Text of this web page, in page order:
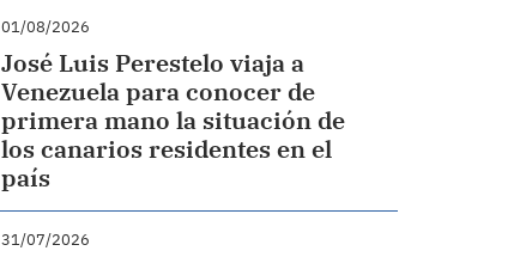
01/08/2026
José Luis Perestelo viaja a
Venezuela para conocer de
primera mano la situación de
los canarios residentes en el
país
31/07/2026